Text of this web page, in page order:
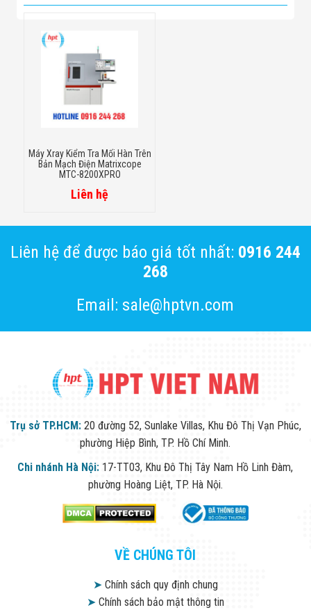
Máy Xray Kiểm Tra Mối Hàn Trên
Bản Mạch Điện Matrixcope
MTC-8200XPRO
Liên hệ
Liên hệ để được báo giá tốt nhất: 0916 244
268
Email: sale@hptvn.com
Trụ sở TP.HCM: 20 đường 52, Sunlake Villas, Khu Đô Thị Vạn Phúc,
phường Hiệp Bình, TP. Hồ Chí Minh.
Chi nhánh Hà Nội: 17-TT03, Khu Đô Thị Tây Nam Hồ Linh Đàm,
phường Hoàng Liệt, TP. Hà Nội.
VỀ CHÚNG TÔI
➤Chính sách quy định chung
➤Chính sách bảo mật thông tin